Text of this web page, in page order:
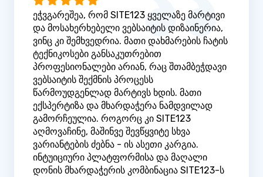
ეჭვგარეშეა, რომ SITE123 ყველაზე მარტივი
და მოსახერხებელი ვებსაიტის დიზაინერია,
ვინც კი შემხვედრია. მათი დახმარების ჩატის
ტექნიკოსები განსაკუთრებით
პროფესიონალები არიან, რაც შთამბეჭდავი
ვებსაიტის შექმნის პროცესს
წარმოუდგენლად მარტივს ხდის. მათი
ექსპერტიზა და მხარდაჭერა ნამდვილად
გამორჩეულია. როგორც კი SITE123
აღმოვაჩინე, მაშინვე შევწყვიტე სხვა
ვარიანტების ძებნა - ის ასეთი კარგია.
ინტუიციური პლატფორმისა და მაღალი
დონის მხარდაჭერის კომბინაცია SITE123-ს